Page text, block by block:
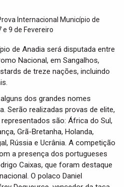
de Anadia será disputada entre
Nacional, em Sangalhos,
de treze nações, incluindo
dos grandes nomes
Serão realizadas provas de elite,
são: África do Sul,
Grã-Bretanha, Holanda,
Rússia e Ucrânia. A competição
a presença dos portugueses
Caixas, que foram destaque
O polaco Daniel